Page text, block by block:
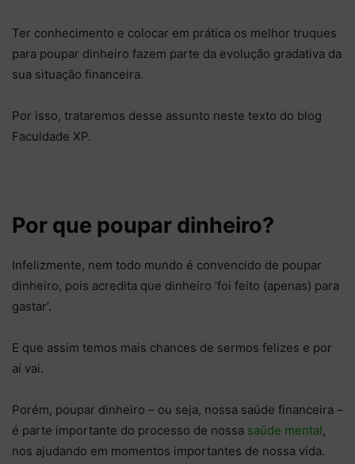
Ter conhecimento e colocar em prática os melhor truques
para poupar dinheiro fazem parte da evolução gradativa da
sua situação financeira.
Por isso, trataremos desse assunto neste texto do blog
Faculdade XP.
Por que poupar dinheiro?
Infelizmente, nem todo mundo é convencido de poupar
dinheiro, pois acredita que dinheiro ‘foi feito (apenas) para
gastar’.
E que assim temos mais chances de sermos felizes e por
aí vai.
Porém, poupar dinheiro – ou seja, nossa saúde financeira –
é parte importante do processo de nossa saúde mental,
nos ajudando em momentos importantes de nossa vida.